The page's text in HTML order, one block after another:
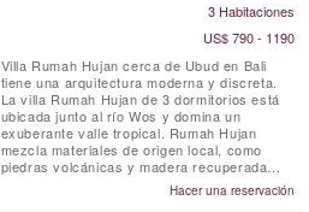
el conductor de cortesía de la villa. Esta villa
3 Habitaciones
US$ 790 - 1190
Villa Rumah Hujan cerca de Ubud en Bali
tiene una arquitectura moderna y discreta.
La villa Rumah Hujan de 3 dormitorios está
ubicada junto al río Wos y domina un
exuberante valle tropical. Rumah Hujan
mezcla materiales de origen local, como
piedras volcánicas y madera recuperada
para asentarse armoniosamente en el
entorno que lo rodea. Plano e integrado en la
Hacer una reservación